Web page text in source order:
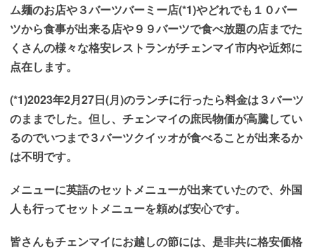
ム麺のお店や３バーツバーミー店(*1)やどれでも１０バー
ツから食事が出来る店や９９バーツで食べ放題の店までた
くさんの様々な格安レストランがチェンマイ市内や近郊に
点在します。
(*1)2023年2月27日(月)のランチに行ったら料金は３バーツ
のままでした。但し、チェンマイの庶民物価が高騰してい
るのでいつまで３バーツクイッオが食べることが出来るか
は不明です。
メニューに英語のセットメニューが出来ていたので、外国
人も行ってセットメニューを頼めば安心です。
皆さんもチェンマイにお越しの節には、是非共に格安価格